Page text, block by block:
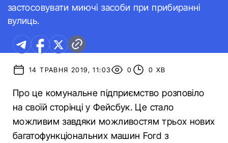
застосовувати миючі засоби при прибиранні
вулиць.
14 ТРАВНЯ 2019, 11:03 0 0 ХВ
Про це комунальне підприємство розповіло
на своїй сторінці у Фейсбук. Це стало
можливим завдяки можливостям трьох нових
багатофункціональних машин Ford з